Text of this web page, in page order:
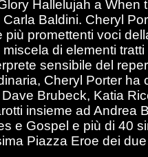
Hallelujah a
Baldini. Cheryl
più promettenti voci
di elementi
sensibile del
Cheryl Porter ha
Brubeck, Katia
insieme ad Andrea
e Gospel e più di 40
Piazza Eroe dei